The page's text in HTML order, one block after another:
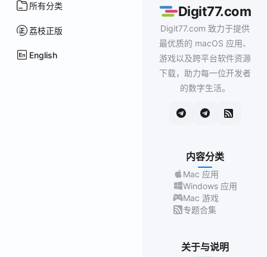
所有分类
荔枝正版
English
Digit77.com
Digit77.com 致力于提供
最优质的 macOS 应用、
游戏以及跨平台软件资源
下载，助力每一位开发者
的数字生活。
内容分类
Mac 应用
Windows 应用
Mac 游戏
专题合集
关于与说明